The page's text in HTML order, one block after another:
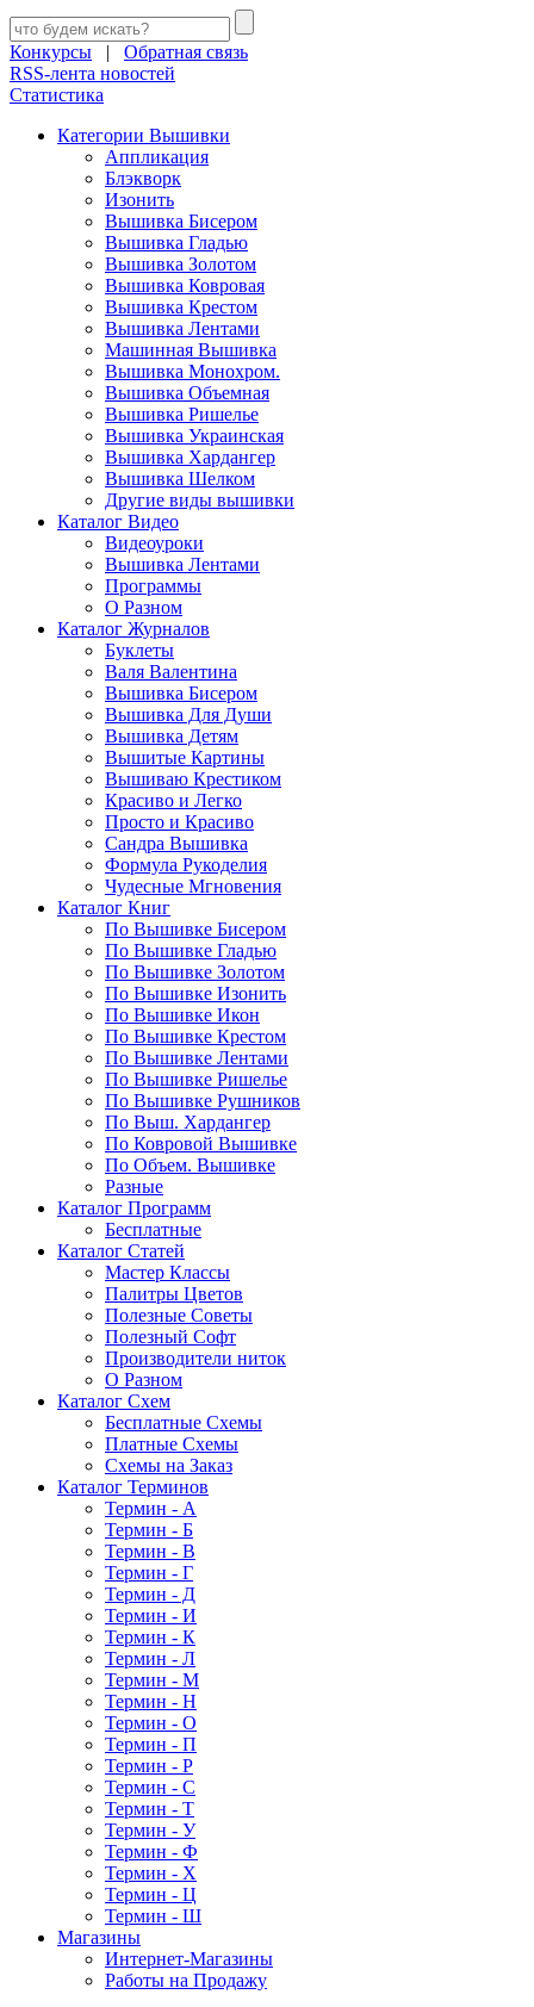
Конкурсы | Обратная связь
RSS-лента новостей
Статистика
Категории Вышивки
Аппликация
Блэкворк
Изонить
Вышивка Бисером
Вышивка Гладью
Вышивка Золотом
Вышивка Ковровая
Вышивка Крестом
Вышивка Лентами
Машинная Вышивка
Вышивка Монохром.
Вышивка Объемная
Вышивка Ришелье
Вышивка Украинская
Вышивка Хардангер
Вышивка Шелком
Другие виды вышивки
Каталог Видео
Видеоуроки
Вышивка Лентами
Программы
О Разном
Каталог Журналов
Буклеты
Валя Валентина
Вышивка Бисером
Вышивка Для Души
Вышивка Детям
Вышитые Картины
Вышиваю Крестиком
Красиво и Легко
Просто и Красиво
Сандра Вышивка
Формула Рукоделия
Чудесные Мгновения
Каталог Книг
По Вышивке Бисером
По Вышивке Гладью
По Вышивке Золотом
По Вышивке Изонить
По Вышивке Икон
По Вышивке Крестом
По Вышивке Лентами
По Вышивке Ришелье
По Вышивке Рушников
По Выш. Хардангер
По Ковровой Вышивке
По Объем. Вышивке
Разные
Каталог Программ
Бесплатные
Каталог Статей
Мастер Классы
Палитры Цветов
Полезные Советы
Полезный Софт
Производители ниток
О Разном
Каталог Схем
Бесплатные Схемы
Платные Схемы
Схемы на Заказ
Каталог Терминов
Термин - А
Термин - Б
Термин - В
Термин - Г
Термин - Д
Термин - И
Термин - К
Термин - Л
Термин - М
Термин - Н
Термин - О
Термин - П
Термин - Р
Термин - С
Термин - Т
Термин - У
Термин - Ф
Термин - Х
Термин - Ц
Термин - Ш
Магазины
Интернет-Магазины
Работы на Продажу